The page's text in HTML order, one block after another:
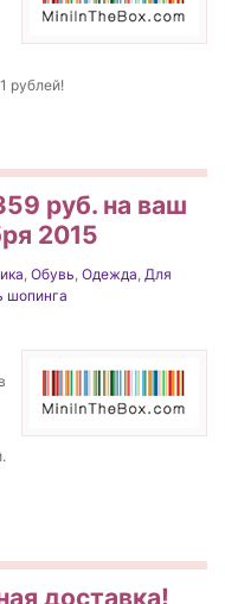
рублей!
руб. на ваш
2015
, Обувь, Одежда, Для
шопинга
доставка!